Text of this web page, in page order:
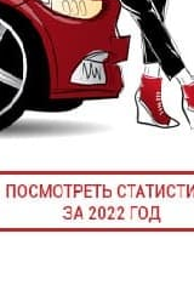
ТЮНИНГ
ТЮНИНГ